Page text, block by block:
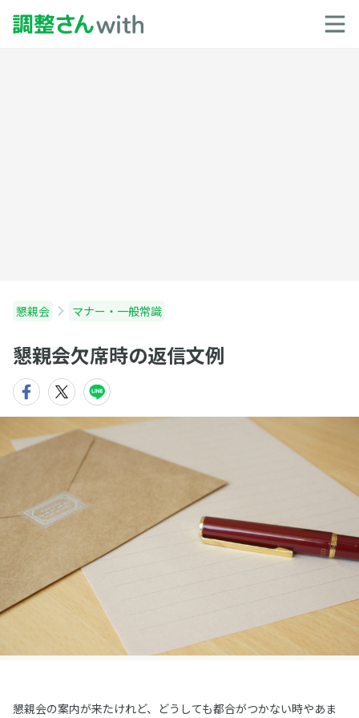
懇親会 マナー・一般常識
懇親会欠席時の返信文例
懇親会の案内が来たけれど、どうしても都合がつかない時やあま